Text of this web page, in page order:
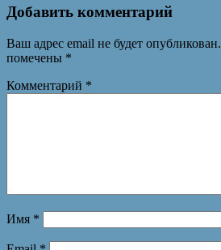
Добавить комментарий
Ваш адрес email не будет опубликован.
помечены *
Комментарий *
Имя *